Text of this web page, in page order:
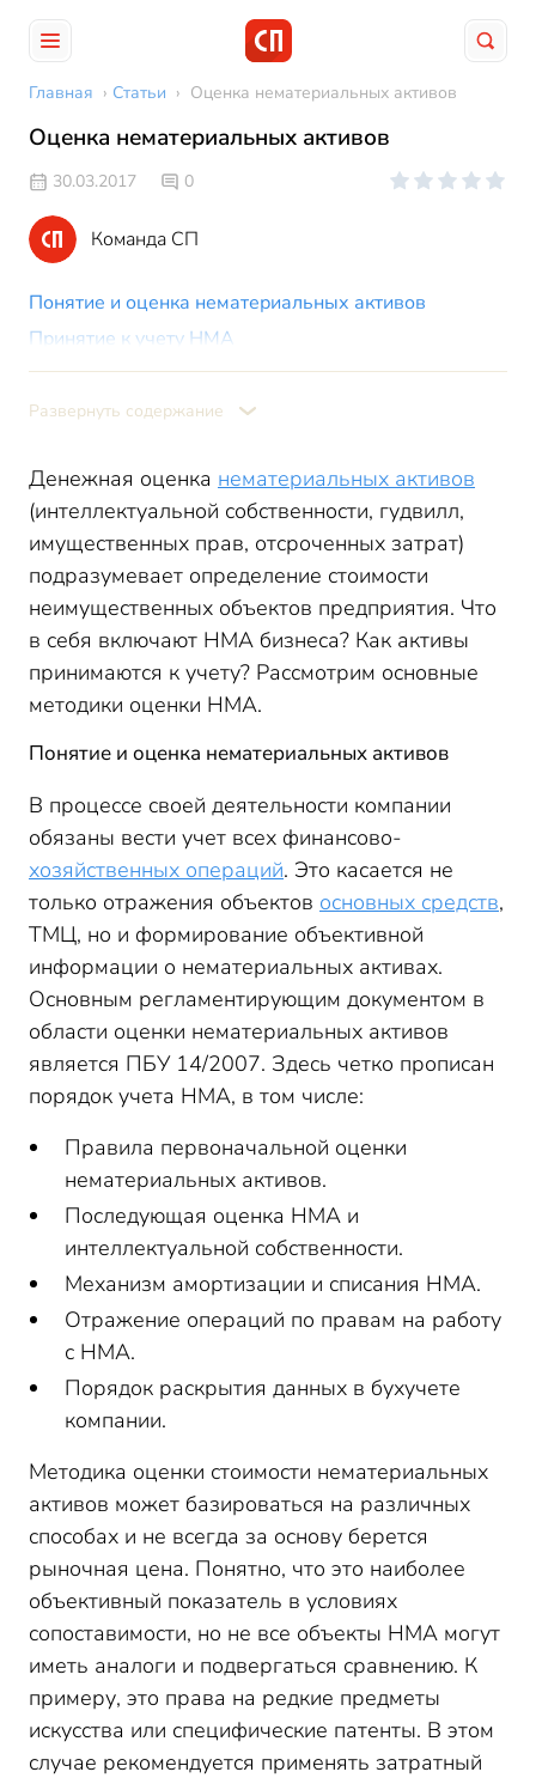
Главная › Статьи › Оценка нематериальных активов
Оценка нематериальных активов
30.03.2017 0
Команда СП
Понятие и оценка нематериальных активов
Принятие к учету НМА
Фактическими издержками при первоначальной оценке
признаются:
Развернуть содержание
Денежная оценка нематериальных активов
(интеллектуальной собственности, гудвилл,
имущественных прав, отсроченных затрат)
подразумевает определение стоимости
неимущественных объектов предприятия. Что
в себя включают НМА бизнеса? Как активы
принимаются к учету? Рассмотрим основные
методики оценки НМА.
Понятие и оценка нематериальных активов
В процессе своей деятельности компании
обязаны вести учет всех финансово-
хозяйственных операций. Это касается не
только отражения объектов основных средств,
ТМЦ, но и формирование объективной
информации о нематериальных активах.
Основным регламентирующим документом в
области оценки нематериальных активов
является ПБУ 14/2007. Здесь четко прописан
порядок учета НМА, в том числе:
Правила первоначальной оценки
нематериальных активов.
Последующая оценка НМА и
интеллектуальной собственности.
Механизм амортизации и списания НМА.
Отражение операций по правам на работу
с НМА.
Порядок раскрытия данных в бухучете
компании.
Методика оценки стоимости нематериальных
активов может базироваться на различных
способах и не всегда за основу берется
рыночная цена. Понятно, что это наиболее
объективный показатель в условиях
сопоставимости, но не все объекты НМА могут
иметь аналоги и подвергаться сравнению. К
примеру, это права на редкие предметы
искусства или специфические патенты. В этом
случае рекомендуется применять затратный